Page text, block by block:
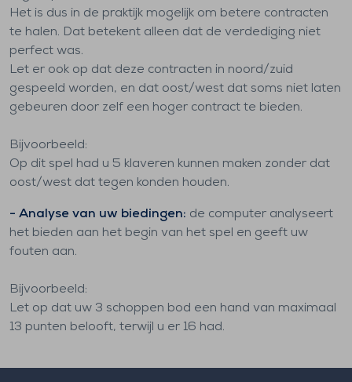
Het is dus in de praktijk mogelijk om betere contracten
te halen. Dat betekent alleen dat de verdediging niet
perfect was.
Let er ook op dat deze contracten in noord/zuid
gespeeld worden, en dat oost/west dat soms niet laten
gebeuren door zelf een hoger contract te bieden.
Bijvoorbeeld:
Op dit spel had u 5 klaveren kunnen maken zonder dat
oost/west dat tegen konden houden.
- Analyse van uw biedingen: de computer analyseert
het bieden aan het begin van het spel en geeft uw
fouten aan.
Bijvoorbeeld:
Let op dat uw 3 schoppen bod een hand van maximaal
13 punten belooft, terwijl u er 16 had.